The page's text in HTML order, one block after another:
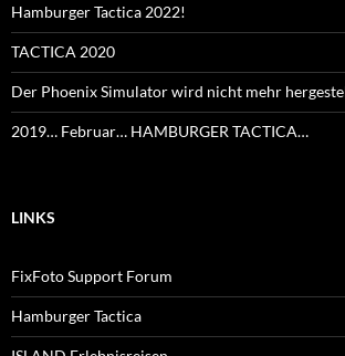
Hamburger Tactica 2022!
TACTICA 2020
Der Phoenix Simulator wird nicht mehr
2019… Februar… HAMBURGER TACTICA…
LINKS
FixFoto Support Forum
Hamburger Tactica